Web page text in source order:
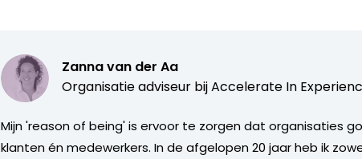
Zanna van der Aa
Organisatie adviseur bijAccelerate In
Mijn 'reason of being' is ervoor te zorgen dat organisaties
klanten én medewerkers. In de afgelopen 20 jaar heb ik